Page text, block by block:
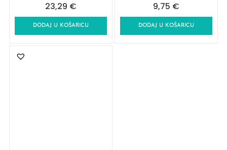
23,29 €
DODAJ U KOŠARICU
9,75 €
DODAJ U KOŠARICU